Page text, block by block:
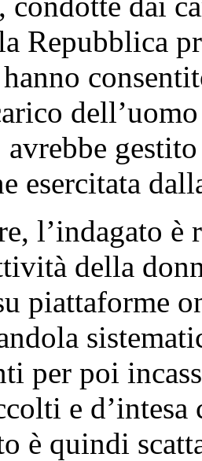
Repubblica
avrebbe
esercitata
l’indagato è
della
piattaforme
per poi
e
è quindi